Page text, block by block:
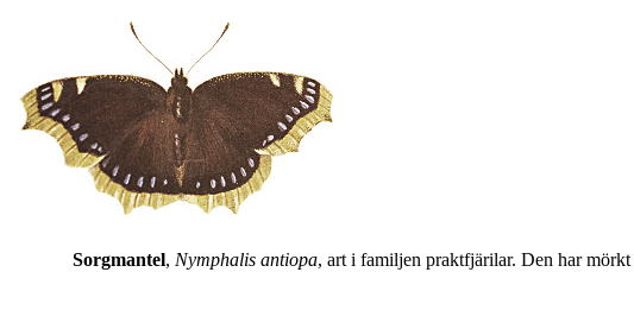
Sorgmantel, Nymphalis antiopa, art i familjen praktfjärilar. Den har mörkt